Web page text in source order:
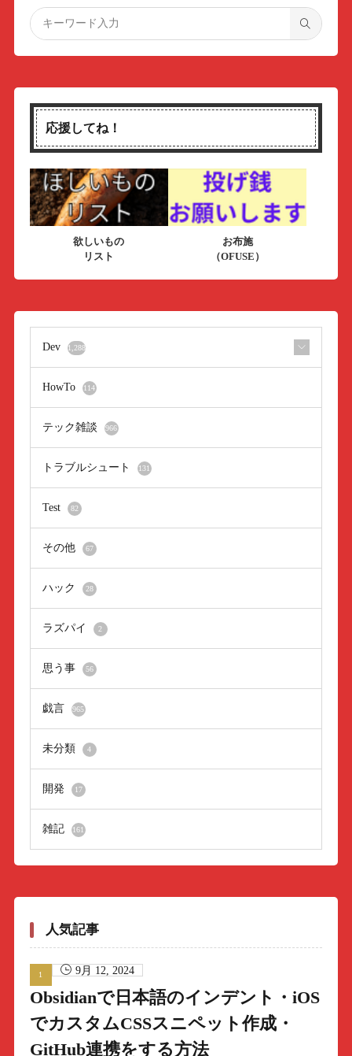
応援してね！
欲しいもの
リスト
お布施
（OFUSE）
Dev 1,288
HowTo 114
テック雑談 966
トラブルシュート 131
Test 82
その他 67
ハック 28
ラズパイ 2
思う事 56
戯言 965
未分類 4
開発 17
雑記 161
人気記事
9月 12, 2024
Obsidianで日本語のインデント・iOS
でカスタムCSSスニペット作成・
GitHub連携をする方法